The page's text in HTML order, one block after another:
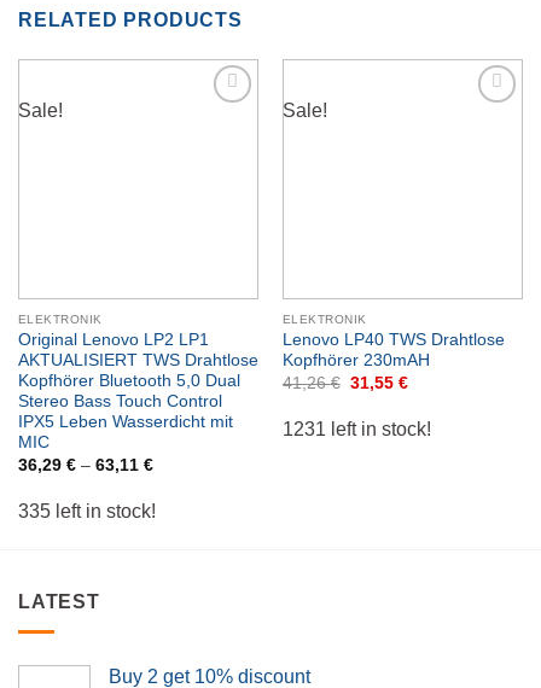
RELATED PRODUCTS
Sale!
ELEKTRONIK
Original Lenovo LP2 LP1
AKTUALISIERT TWS Drahtlose
Kopfhörer Bluetooth 5,0 Dual
Stereo Bass Touch Control
IPX5 Leben Wasserdicht mit
MIC
36,29 €– 63,11 €
335 left in stock!
Sale!
ELEKTRONIK
Lenovo LP40 TWS Drahtlose
Kopfhörer 230mAH
41,26€ Original
price
41,26 €.
31,55 €Current
31,55 €.
1231 left in stock!
LATEST
Buy 2 get 10% discount